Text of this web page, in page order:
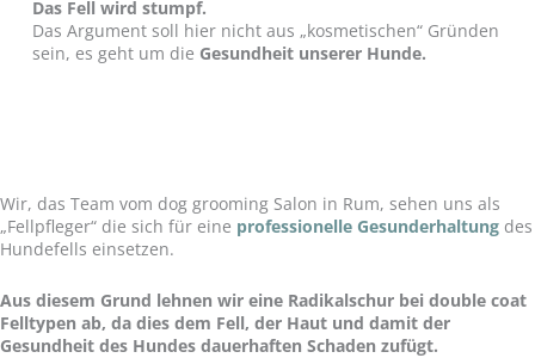
Das Fell wird stumpf.
Das Argument soll hier nicht aus „kosmetischen“ Gründen
sein, es geht um die Gesundheit unserer Hunde.
Wir, das Team vom dog grooming Salon in Rum, sehen uns als
„Fellpfleger“ die sich für eine professionelle Gesunderhaltung des
Hundefells einsetzen.
Aus diesem Grund lehnen wir eine Radikalschur bei double coat
Felltypen ab, da dies dem Fell, der Haut und damit der
Gesundheit des Hundes dauerhaften Schaden zufügt.